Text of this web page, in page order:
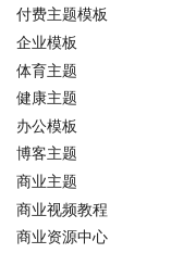
付费主题模板
企业模板
体育主题
健康主题
办公模板
博客主题
商业主题
商业视频教程
商业资源中心